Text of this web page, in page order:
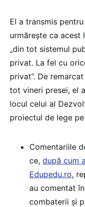
El a transmis
urmărește ca acest
„din tot sistemul
privat. La fel cu
privat”. De
tot vineri presei, el
locul celui al
proiectul de lege
Comentariile
ce, după cum
Edupedu.ro,
au comentat
combaterii și